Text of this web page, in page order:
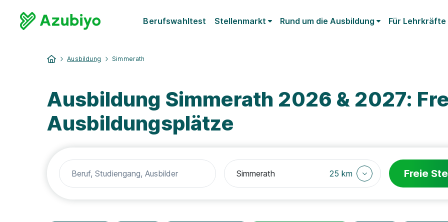
Berufswahltest Stellenmarkt Rund um die Ausbildung Für Lehrkräfte
Ausbildung Simmerath
Ausbildung Simmerath 2026 & 2027:
Ausbildungsplätze
25 km Freie